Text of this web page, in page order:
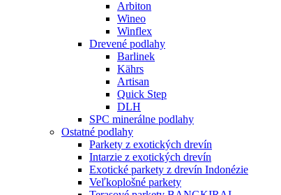
Arbiton
Wineo
Winflex
Drevené podlahy
Barlinek
Kährs
Artisan
Quick Step
DLH
SPC minerálne podlahy
Ostatné podlahy
Parkety z exotických drevín
Intarzie z exotických drevín
Exotické parkety z drevín Indonézie
Veľkoplošné parkety